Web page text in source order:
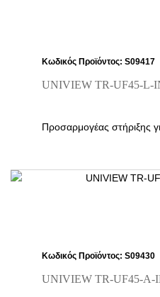
Κωδικός Προϊόντος: S09417
UNIVIEW TR-UF45-L-
Προσαρμογέας στήριξης
Κωδικός Προϊόντος: S09430
UNIVIEW TR-UF45-A-